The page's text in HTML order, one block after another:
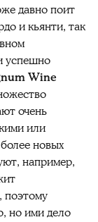
давно поит
и кьянти, так
успешно
Wine
очень
или
новых
например,
поэтому
но ими дело